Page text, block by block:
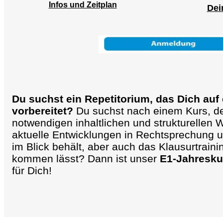
Infos und Zeitplan
Du suchst ein Repetitorium, das Dich auf
vorbereitet? Du suchst nach einem Kurs,
notwendigen inhaltlichen und strukturellen
aktuelle Entwicklungen in Rechtsprechung
im Blick behält, aber auch das
kommen lässt? Dann ist unser E1-
für Dich!